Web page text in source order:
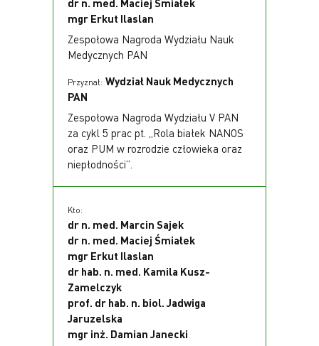
mgr Erkut Ilaslan
Zespołowa Nagroda Wydziału Nauk
Medycznych PAN
Przyznał: Wydział Nauk Medycznych
PAN
Zespołowa Nagroda Wydziału V PAN
za cykl 5 prac pt. „Rola białek NANOS
oraz PUM w rozrodzie człowieka oraz
niepłodności”.
Kto:
dr n. med. Marcin Sajek
dr n. med. Maciej Śmiałek
mgr Erkut Ilaslan
dr hab. n. med. Kamila Kusz-
Zamelczyk
prof. dr hab. n. biol. Jadwiga
Jaruzelska
mgr inż. Damian Janecki